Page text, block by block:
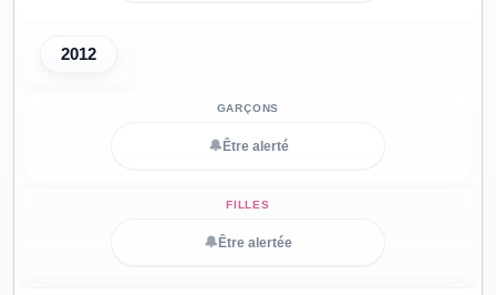
2012
🔔 Être alerté
🔔 Être alertée